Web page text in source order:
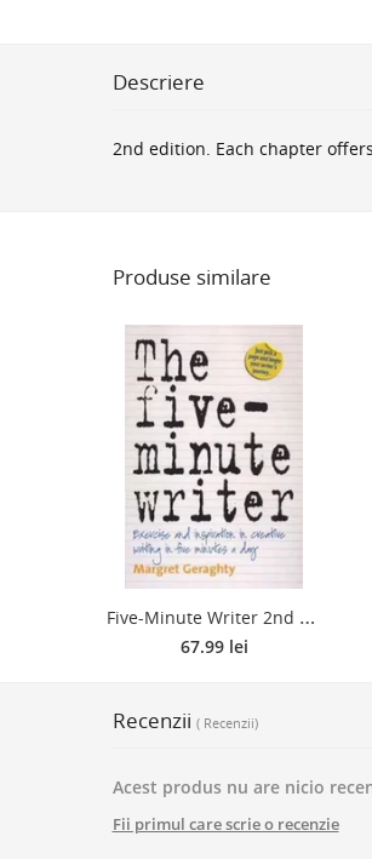
Descriere
2nd edition. Each chapter
Produse similare
F
ive-Minute Writer 2nd Edition, Paperback - Margret Geraghty
67.99 lei
Recenzii ( Recenzii)
Acest produs nu are nicio
Fii primul care scrie o recenzie